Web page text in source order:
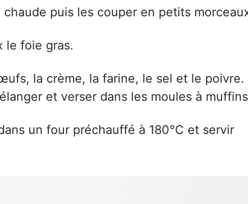
puis les couper en petits
le foie gras.
la crème, la farine, le sel et le poivre.
et verser dans les moules à
un four préchauffé à 180°C et servir